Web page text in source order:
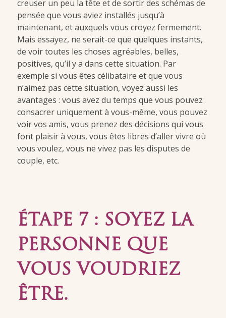
creuser un peu la tête et de sortir des schémas de
pensée que vous aviez installés jusqu’à
maintenant, et auxquels vous croyez fermement.
Mais essayez, ne serait-ce que quelques instants,
de voir toutes les choses agréables, belles,
positives, qu’il y a dans cette situation. Par
exemple si vous êtes célibataire et que vous
n’aimez pas cette situation, voyez aussi les
avantages : vous avez du temps que vous pouvez
consacrer uniquement à vous-même, vous pouvez
voir vos amis, vous prenez des décisions qui vous
font plaisir à vous, vous êtes libres d’aller vivre où
vous voulez, vous ne vivez pas les disputes de
couple, etc.
ÉTAPE 7 : SOYEZ LA
PERSONNE QUE
VOUS VOUDRIEZ
ÊTRE.